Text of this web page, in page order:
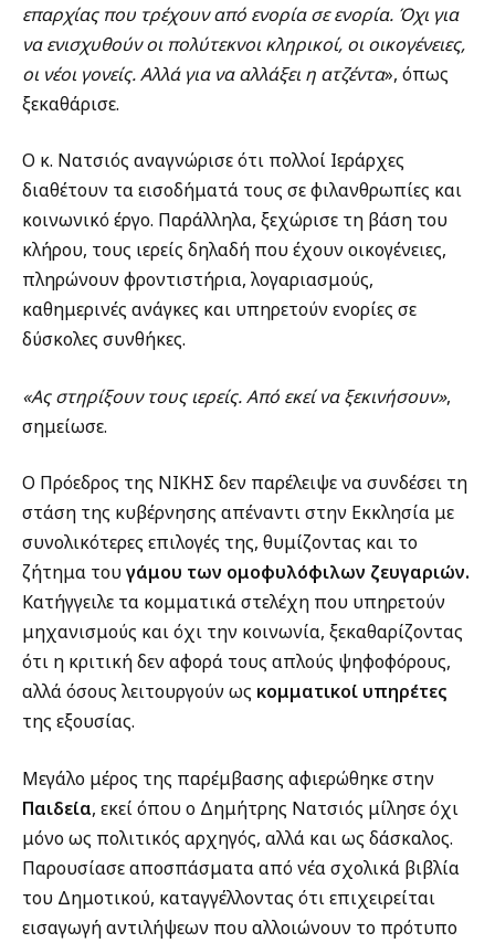
επαρχίας που τρέχουν από ενορία σε ενορία. Όχι για
να ενισχυθούν οι πολύτεκνοι κληρικοί, οι οικογένειες,
οι νέοι γονείς. Αλλά για να αλλάξει η ατζέντα», όπως
ξεκαθάρισε.
Ο κ. Νατσιός αναγνώρισε ότι πολλοί Ιεράρχες
διαθέτουν τα εισοδήματά τους σε φιλανθρωπίες και
κοινωνικό έργο. Παράλληλα, ξεχώρισε τη βάση του
κλήρου, τους ιερείς δηλαδή που έχουν οικογένειες,
πληρώνουν φροντιστήρια, λογαριασμούς,
καθημερινές ανάγκες και υπηρετούν ενορίες σε
δύσκολες συνθήκες.
«Ας στηρίξουν τους ιερείς. Από εκεί να ξεκινήσουν»,
σημείωσε.
Ο Πρόεδρος της ΝΙΚΗΣ δεν παρέλειψε να συνδέσει τη
στάση της κυβέρνησης απέναντι στην Εκκλησία με
συνολικότερες επιλογές της, θυμίζοντας και το
ζήτημα του γάμου των ομοφυλόφιλων ζευγαριών.
Κατήγγειλε τα κομματικά στελέχη που υπηρετούν
μηχανισμούς και όχι την κοινωνία, ξεκαθαρίζοντας
ότι η κριτική δεν αφορά τους απλούς ψηφοφόρους,
αλλά όσους λειτουργούν ως κομματικοί υπηρέτες
της εξουσίας.
Μεγάλο μέρος της παρέμβασης αφιερώθηκε στην
Παιδεία, εκεί όπου ο Δημήτρης Νατσιός μίλησε όχι
μόνο ως πολιτικός αρχηγός, αλλά και ως δάσκαλος.
Παρουσίασε αποσπάσματα από νέα σχολικά βιβλία
του Δημοτικού, καταγγέλλοντας ότι επιχειρείται
εισαγωγή αντιλήψεων που αλλοιώνουν το πρότυπο